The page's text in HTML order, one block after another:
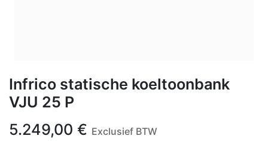
Infrico statische koeltoonbank
VJU 25 P
5.249,00 € Exclusief BTW